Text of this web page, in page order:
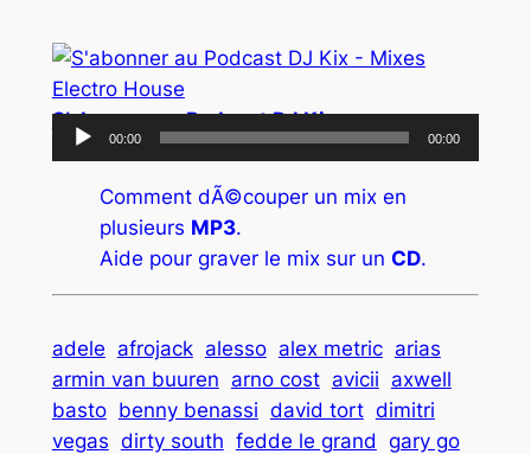
S’abonner au Podcast DJ Kix
Lecteur
audio
00:00 00:00
Comment dÃ©couper un mix en
plusieurs MP3.
Aide pour graver le mix sur un CD.
adele afrojack alesso alex metric arias
armin van buuren arno cost avicii axwell
basto benny benassi david tort dimitri
vegas dirty south fedde le grand gary go